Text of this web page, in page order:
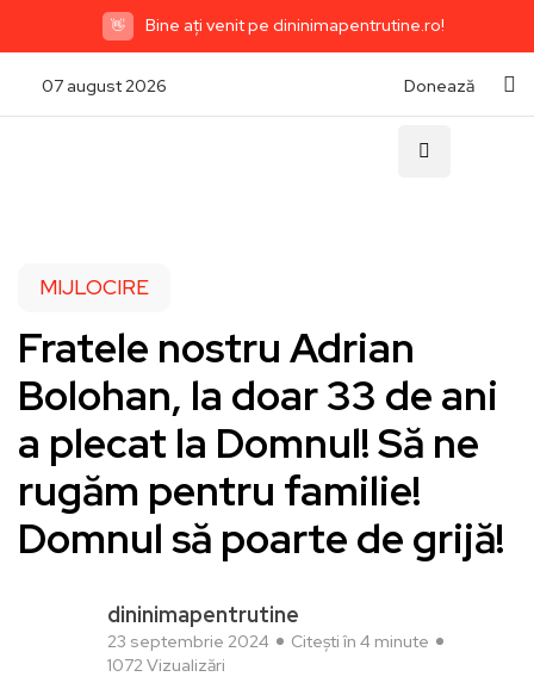
👋 Bine ați venit pe dininimapentrutine.ro!
07 august 2026 Donează
MIJLOCIRE
Fratele nostru Adrian
Bolohan, la doar 33 de ani
a plecat la Domnul! Să ne
rugăm pentru familie!
Domnul să poarte de grijă!
dininimapentrutine
23 septembrie 2024
Citești în 4 minute
1072 Vizualizări